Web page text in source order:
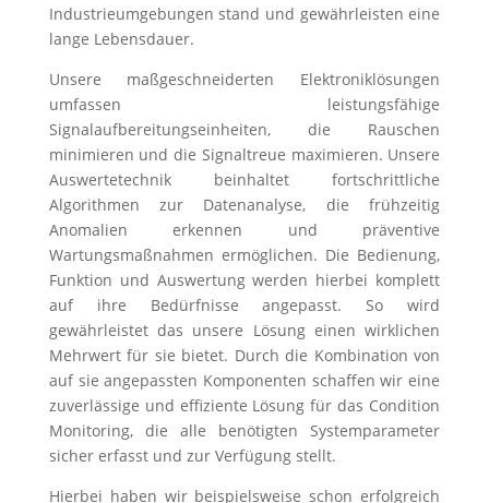
Industrieumgebungen stand und gewährleisten eine
lange Lebensdauer.
Unsere maßgeschneiderten Elektroniklösungen
umfassen leistungsfähige
Signalaufbereitungseinheiten, die Rauschen
minimieren und die Signaltreue maximieren. Unsere
Auswertetechnik beinhaltet fortschrittliche
Algorithmen zur Datenanalyse, die frühzeitig
Anomalien erkennen und präventive
Wartungsmaßnahmen ermöglichen. Die Bedienung,
Funktion und Auswertung werden hierbei komplett
auf ihre Bedürfnisse angepasst. So wird
gewährleistet das unsere Lösung einen wirklichen
Mehrwert für sie bietet. Durch die Kombination von
auf sie angepassten Komponenten schaffen wir eine
zuverlässige und effiziente Lösung für das Condition
Monitoring, die alle benötigten Systemparameter
sicher erfasst und zur Verfügung stellt.
Hierbei haben wir beispielsweise schon erfolgreich